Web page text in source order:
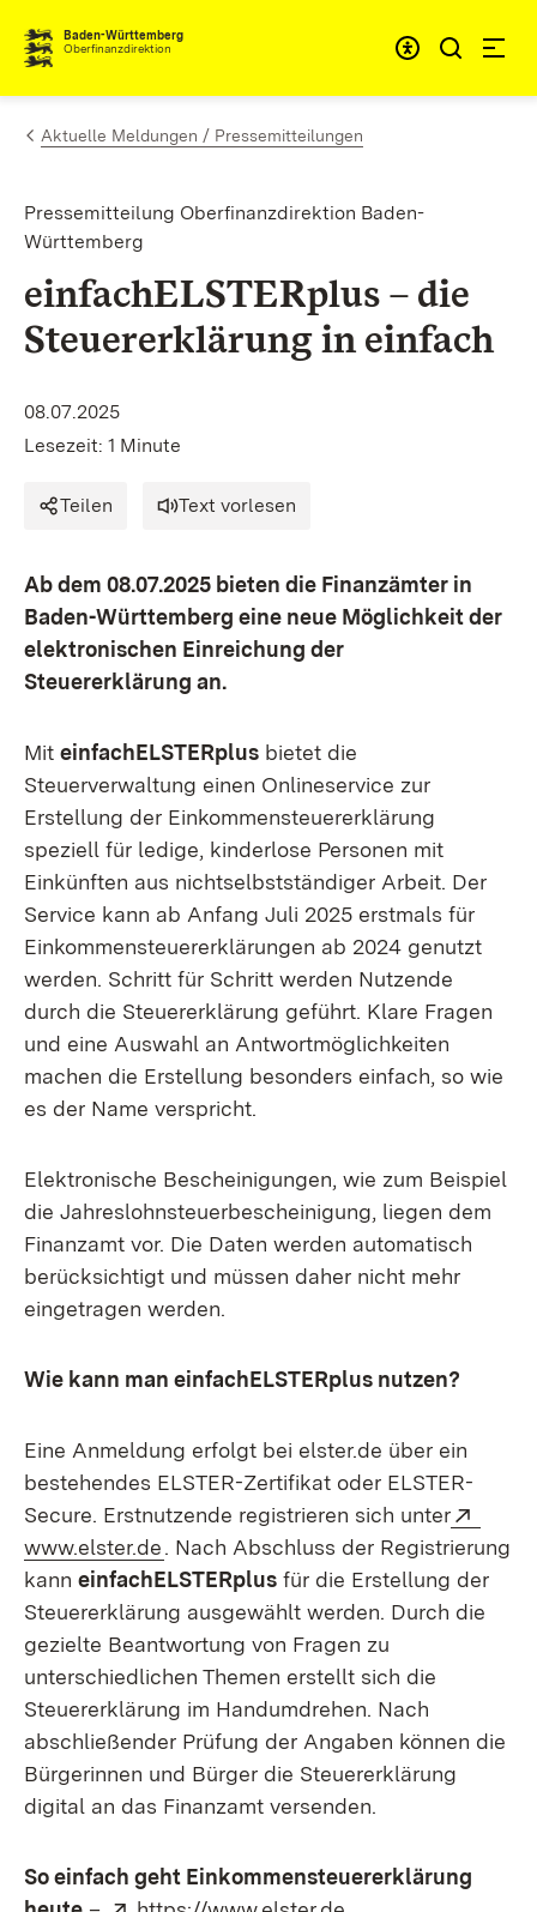
Zum Inhalt springen
Baden-Württemberg
Oberfinanzdirektion
Aktuelle Meldungen / Pressemitteilungen
Pressemitteilung Oberfinanzdirektion Baden-
Württemberg
einfachELSTERplus – die
Steuererklärung in einfach
08.07.2025
Lesezeit: 1 Minute
Teilen Text vorlesen
Ab dem 08.07.2025 bieten die Finanzämter in
Baden-Württemberg eine neue Möglichkeit der
elektronischen Einreichung der
Steuererklärung an.
Mit einfachELSTERplus bietet die
Steuerverwaltung einen Onlineservice zur
Erstellung der Einkommensteuererklärung
speziell für ledige, kinderlose Personen mit
Einkünften aus nichtselbstständiger Arbeit. Der
Service kann ab Anfang Juli 2025 erstmals für
Einkommensteuererklärungen ab 2024 genutzt
werden. Schritt für Schritt werden Nutzende
durch die Steuererklärung geführt. Klare Fragen
und eine Auswahl an Antwortmöglichkeiten
machen die Erstellung besonders einfach, so wie
es der Name verspricht.
Elektronische Bescheinigungen, wie zum Beispiel
die Jahreslohnsteuerbescheinigung, liegen dem
Finanzamt vor. Die Daten werden automatisch
berücksichtigt und müssen daher nicht mehr
eingetragen werden.
Wie kann man einfachELSTERplus nutzen?
Eine Anmeldung erfolgt bei elster.de über ein
bestehendes ELSTER-Zertifikat oder ELSTER-
Secure. Erstnutzende registrieren sich unter
www.elster.de (Öffnet in neuem Fenster)
. Nach Abschluss der Registrierung
kann einfachELSTERplus für die Erstellung der
Steuererklärung ausgewählt werden. Durch die
gezielte Beantwortung von Fragen zu
unterschiedlichen Themen erstellt sich die
Steuererklärung im Handumdrehen. Nach
abschließender Prüfung der Angaben können die
Bürgerinnen und Bürger die Steuererklärung
digital an das Finanzamt versenden.
So einfach geht Einkommensteuererklärung
Extern: